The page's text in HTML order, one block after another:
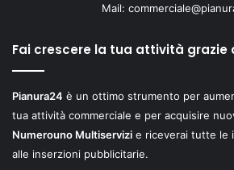
Mail:
Fai crescere la tua attività grazie
Pianura24 è un ottimo strumento per
tua attività commerciale e per acquisire
Numerouno Multiservizi e riceverai tutte le
alle inserzioni pubblicitarie.